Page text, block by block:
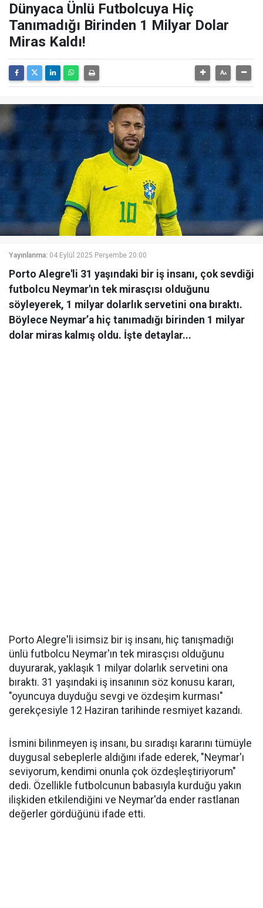
Dünyaca Ünlü Futbolcuya Hiç
Tanımadığı Birinden 1 Milyar Dolar
Miras Kaldı!
Yayınlanma: 04 Eylül 2025 Perşembe 20:00
Porto Alegre'li 31 yaşındaki bir iş insanı, çok sevdiği
futbolcu Neymar'ın tek mirasçısı olduğunu
söyleyerek, 1 milyar dolarlık servetini ona bıraktı.
Böylece Neymar’a hiç tanımadığı birinden 1 milyar
dolar miras kalmış oldu. İşte detaylar...
Porto Alegre'li isimsiz bir iş insanı, hiç tanışmadığı
ünlü futbolcu Neymar'ın tek mirasçısı olduğunu
duyurarak, yaklaşık 1 milyar dolarlık servetini ona
bıraktı. 31 yaşındaki iş insanının söz konusu kararı,
"oyuncuya duyduğu sevgi ve özdeşim kurması"
gerekçesiyle 12 Haziran tarihinde resmiyet kazandı.
İsmini bilinmeyen iş insanı, bu sıradışı kararını tümüyle
duygusal sebeplerle aldığını ifade ederek, "Neymar'ı
seviyorum, kendimi onunla çok özdeşleştiriyorum"
dedi. Özellikle futbolcunun babasıyla kurduğu yakın
ilişkiden etkilendiğini ve Neymar'da ender rastlanan
değerler gördüğünü ifade etti.